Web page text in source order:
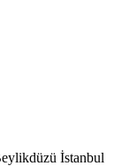
İstanbul